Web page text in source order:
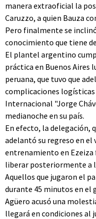
manera extraoficial la
Caruzzo, a quien Bauza
Pero finalmente se
conocimiento que tiene
El plantel argentino
práctica en Buenos Aires
peruana, que tuvo que
complicaciones
Internacional "Jorge
medianoche en su país.
En efecto, la delegación,
adelantó su regreso en el
entrenamiento en Ezeiza
liberar posteriormente a
Aquellos que jugaron el
durante 45 minutos en el
Agüero acusó una
llegará en condiciones al